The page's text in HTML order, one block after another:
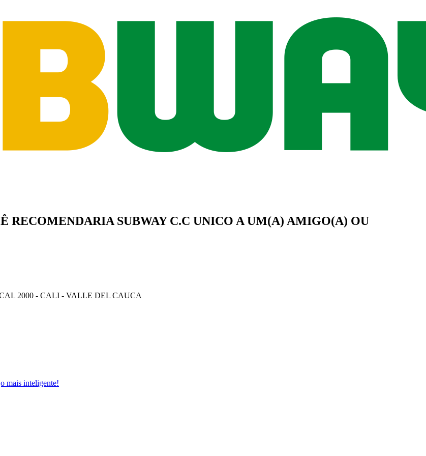
RECOMENDARIA SUBWAY C.C UNICO A UM(A) AMIGO(A) OU
2000 - CALI - VALLE DEL CAUCA
mais inteligente!